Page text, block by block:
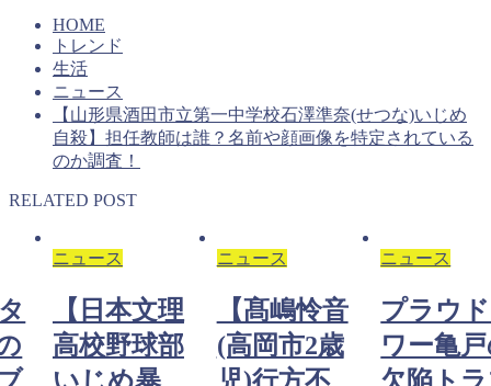
HOME
トレンド
生活
ニュース
【山形県酒田市立第一中学校石澤準奈(せつな)いじめ
自殺】担任教師は誰？名前や顔画像を特定されている
のか調査！
RELATED POST
ニュース
【日本文理
高校野球部
いじめ暴
ニュース
【髙嶋怜音
(高岡市2歳
児)行方不
ニュース
プラウ
ワー亀
欠陥ト